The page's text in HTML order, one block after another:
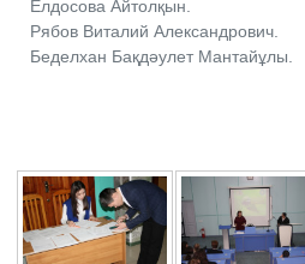
Елдосова Айтолқын.
Рябов Виталий Александрович.
Беделхан Бақдәулет Мантайұлы.